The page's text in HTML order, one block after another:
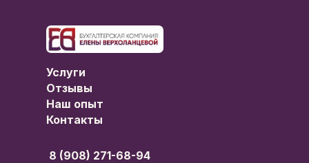
Услуги
Наш опыт
Контакты
8 (908) 271-68-94
Отзывы